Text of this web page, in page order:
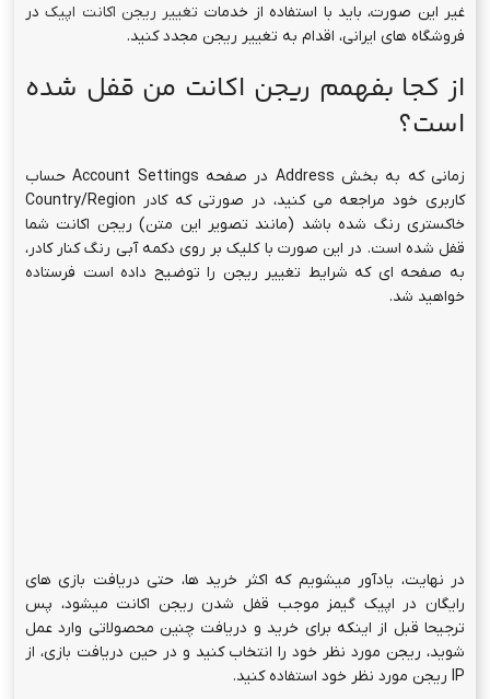
غیر این صورت، باید با استفاده از خدمات تغییر ریجن اکانت اپیکدر
فروشگاه های ایرانی، اقدام به تغییر ریجن مجدد کنید.
از کجا بفهمم ریجن اکانت من قفل شده
است؟
زمانی که به بخش Address در صفحه Account Settings حساب
کاربری خود مراجعه می کنید، در صورتی که کادر Country/Region
خاکستری رنگ شده باشد (مانند تصویر این متن) ریجن اکانت شما
قفل شده است. در این صورت با کلیک بر روی دکمه آبی رنگ کنار کادر،
به صفحه ای که شرایط تغییر ریجن را توضیح داده است فرستاده
خواهید شد.
در نهایت، یادآور میشویم که اکثر خرید ها، حتی دریافت بازی های
رایگان در اپیک گیمز موجب قفل شدن ریجن اکانت میشود، پس
ترجیحا قبل از اینکه برای خرید و دریافت چنین محصولاتی وارد عمل
شوید، ریجن مورد نظر خود را انتخاب کنید و در حین دریافت بازی، از
IP ریجن مورد نظر خود استفاده کنید.